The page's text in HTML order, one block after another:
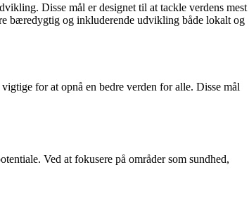
Disse mål er designet til at tackle verdens mest
bæredygtig og inkluderende udvikling både lokalt og
for at opnå en bedre verden for alle. Disse mål
Ved at fokusere på områder som sundhed,